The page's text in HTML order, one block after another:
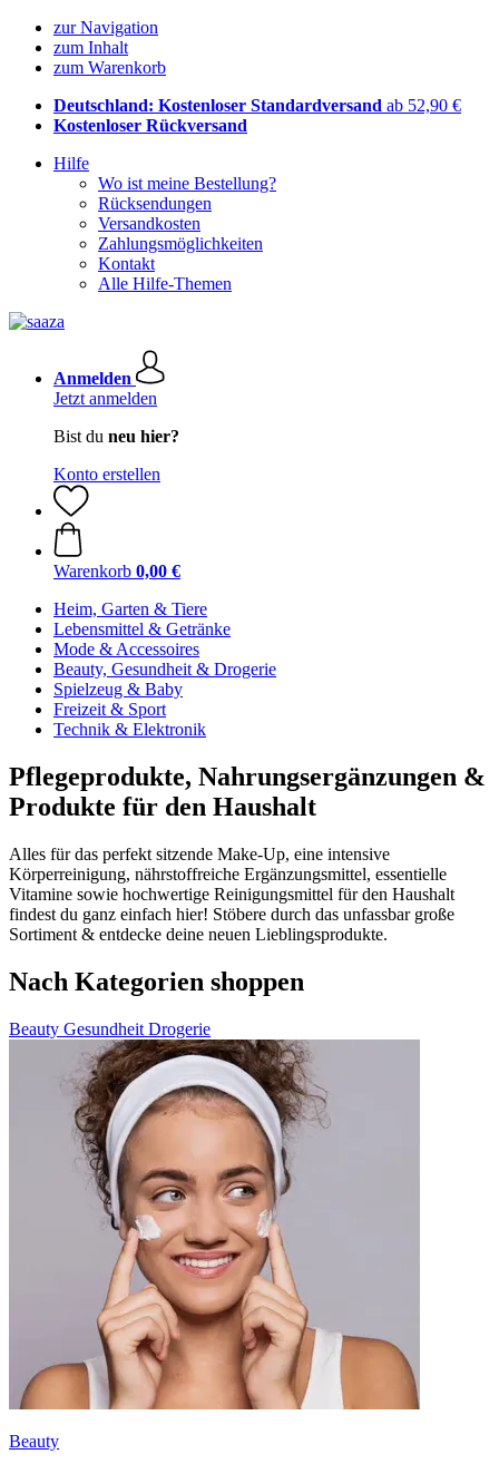
zur Navigation
zum Inhalt
zum Warenkorb
Deutschland: Kostenloser Standardversand ab 52,90 €
Kostenloser Rückversand
Hilfe
Wo ist meine Bestellung?
Rücksendungen
Versandkosten
Zahlungsmöglichkeiten
Kontakt
Alle Hilfe-Themen
Anmelden
Jetzt anmelden
Bist du neu hier?
Konto erstellen
Warenkorb 0,00 €
Heim, Garten & Tiere
Lebensmittel & Getränke
Mode & Accessoires
Beauty, Gesundheit & Drogerie
Spielzeug & Baby
Freizeit & Sport
Technik & Elektronik
Pflegeprodukte, Nahrungsergänzungen &
Produkte für den Haushalt
Alles für das perfekt sitzende Make-Up, eine intensive
Körperreinigung, nährstoffreiche Ergänzungsmittel, essentielle
Vitamine sowie hochwertige Reinigungsmittel für den Haushalt
findest du ganz einfach hier! Stöbere durch das unfassbar große
Sortiment & entdecke deine neuen Lieblingsprodukte.
Nach Kategorien shoppen
Beauty Gesundheit Drogerie
Beauty